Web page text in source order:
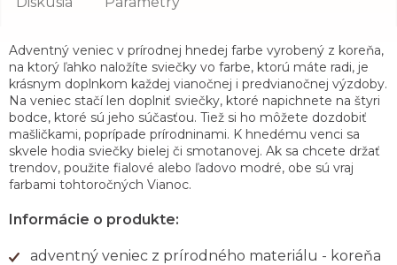
Adventný veniec v prírodnej hnedej farbe vyrobený z koreňa,
na ktorý ľahko naložíte sviečky vo farbe, ktorú máte radi, je
krásnym doplnkom každej vianočnej i predvianočnej výzdoby.
Na veniec stačí len doplniť sviečky, ktoré napichnete na štyri
bodce, ktoré sú jeho súčasťou. Tiež si ho môžete dozdobiť
mašličkami, poprípade prírodninami. K hnedému venci sa
skvele hodia sviečky bielej či smotanovej. Ak sa chcete držať
trendov, použite fialové alebo ľadovo modré, obe sú vraj
farbami tohtoročných Vianoc.
Informácie o produkte:
adventný veniec z prírodného materiálu - koreňa